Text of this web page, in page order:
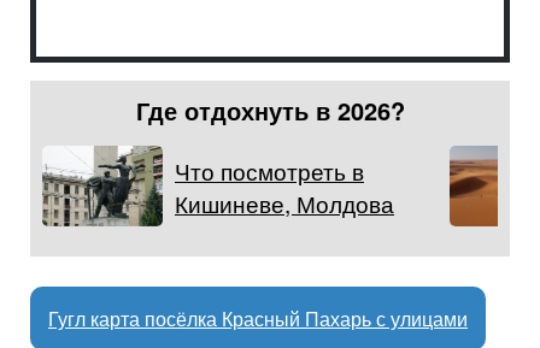
Где отдохнуть в 2026?
Что посмотреть в
Кишиневе, Молдова
Гугл карта посёлка Красный Пахарь с улицами